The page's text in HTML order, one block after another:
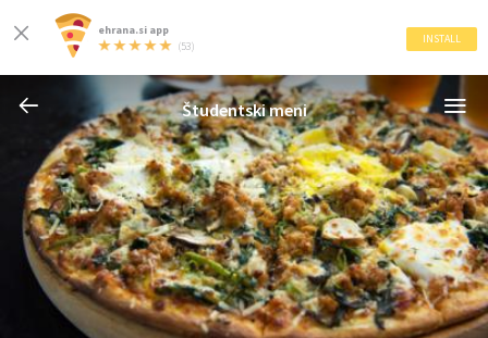
ehrana.si app
(53)
INSTALL
Študentski meni